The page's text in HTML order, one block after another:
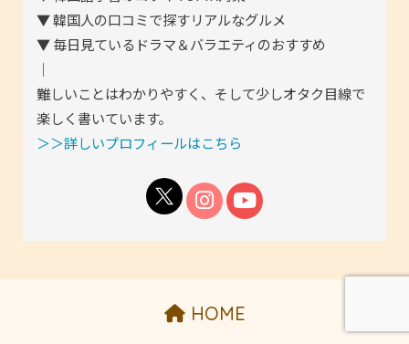
▼ 韓国人の口コミで探すリアルなグルメ
▼ 毎日見ているドラマ＆バラエティのおすすめ
｜
難しいことはわかりやすく、そして少しオタク目線で
楽しく書いています。
＞＞詳しいプロフィールはこちら
HOME